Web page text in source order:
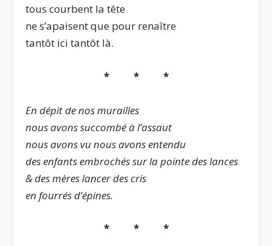
tous courbent la tête
ne s’apaisent que pour renaître
tantôt ici tantôt là.
* * *
En dépit de nos murailles
nous avons succombé à l’assaut
nous avons vu nous avons entendu
des enfants embrochés sur la pointe des lances
& des mères lancer des cris
en fourrés d’épines.
* * *